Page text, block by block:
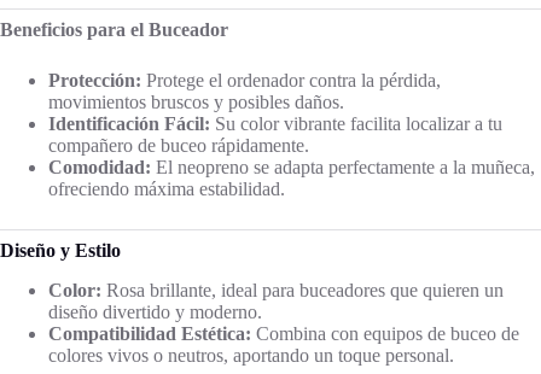
Beneficios para el Buceador
Protección: Protege el ordenador contra la pérdida,
movimientos bruscos y posibles daños.
Identificación Fácil: Su color vibrante facilita localizar a tu
compañero de buceo rápidamente.
Comodidad: El neopreno se adapta perfectamente a la muñeca,
ofreciendo máxima estabilidad.
Diseño y Estilo
Color: Rosa brillante, ideal para buceadores que quieren un
diseño divertido y moderno.
Compatibilidad Estética: Combina con equipos de buceo de
colores vivos o neutros, aportando un toque personal.